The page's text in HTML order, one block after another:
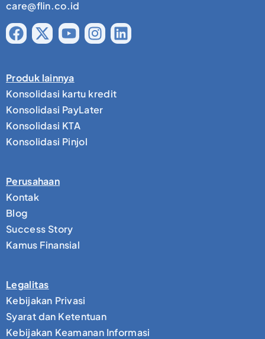
care@flin.co.id
Produk lainnya
Konsolidasi kartu kredit
Konsolidasi PayLater
Konsolidasi KTA
Konsolidasi Pinjol
Perusahaan
Kontak
Blog
Success Story
Kamus Finansial
Legalitas
Kebijakan Privasi
Syarat dan Ketentuan
Kebijakan Keamanan Informasi